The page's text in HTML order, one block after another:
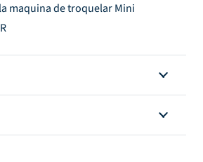
maquina de troquelar Mini